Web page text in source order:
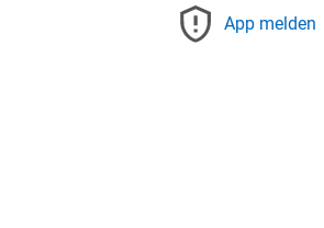
App melden